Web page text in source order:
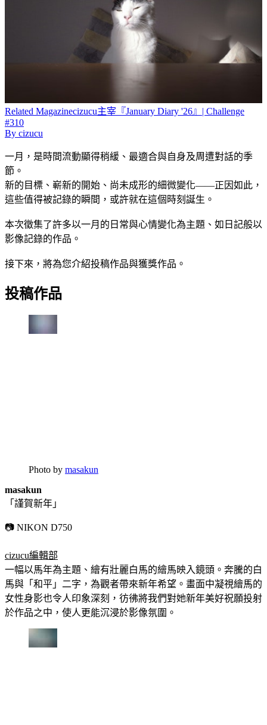
Related Magazinecizucu主宰『January Diary '26』| Challenge
#310
By cizucu
一月，是時間流動顯得稍緩、最適合與自身及周遭對話的季
節。
新的目標、嶄新的開始、尚未成形的細微變化——正因如此，
這些值得被記錄的瞬間，或許就在這個時刻誕生。
本次徵集了許多以一月的日常與心情變化為主題、如日記般以
影像記錄的作品。
接下來，將為您介紹投稿作品與獲獎作品。
投稿作品
Photo by masakun
masakun
「謹賀新年」
📷 NIKON D750
cizucu編輯部
一幅以馬年為主題、繪有壯麗白馬的繪馬映入鏡頭。奔騰的白
馬與「和平」二字，為觀者帶來新年希望。畫面中凝視繪馬的
女性身影也令人印象深刻，彷彿將我們對她新年美好祝願投射
於作品之中，使人更能沉浸於影像氛圍。